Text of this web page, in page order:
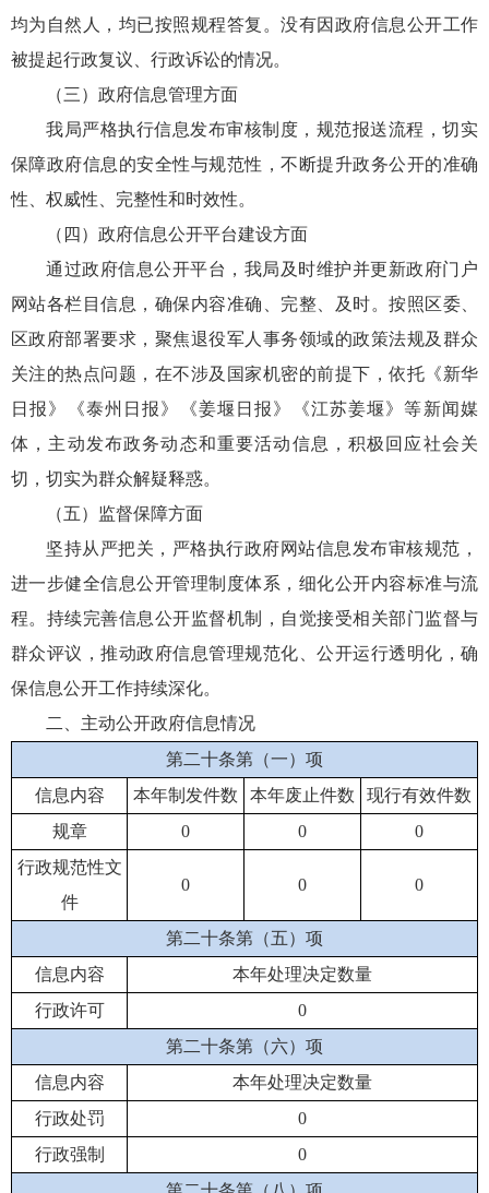
均为自然人，均已按照规程答复。没有因政府信息公开工作
被提起行政复议、行政诉讼的情况。
（三）政府信息管理方面
我局严格执行信息发布审核制度，规范报送流程，切实
保障政府信息的安全性与规范性，不断提升政务公开的准确
性、权威性、完整性和时效性。
（四）政府信息公开平台建设方面
通过政府信息公开平台，我局及时维护并更新政府门户
网站各栏目信息，确保内容准确、完整、及时。按照区委、
区政府部署要求，聚焦退役军人事务领域的政策法规及群众
关注的热点问题，在不涉及国家机密的前提下，依托《新华
日报》《泰州日报》《姜堰日报》《江苏姜堰》等新闻媒
体，主动发布政务动态和重要活动信息，积极回应社会关
切，切实为群众解疑释惑。
（五）监督保障方面
坚持从严把关，严格执行政府网站信息发布审核规范，
进一步健全信息公开管理制度体系，细化公开内容标准与流
程。持续完善信息公开监督机制，自觉接受相关部门监督与
群众评议，推动政府信息管理规范化、公开运行透明化，确
保信息公开工作持续深化。
二、主动公开政府信息情况
第二十条第（一）项
信息内容
本年制发件数 本年废止件数
现行有效件数
规章
0 0
0
行政规范性文
件
0 0 0
第二十条第（五）项
信息内容
本年处理决定数量
行政许可
0
第二十条第（六）项
信息内容
本年处理决定数量
行政处罚
0
行政强制
0